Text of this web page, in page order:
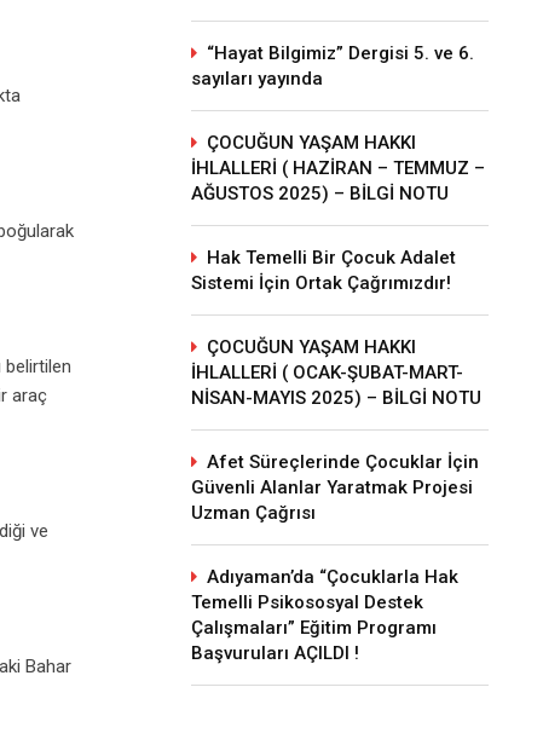
belirtilen
araç
ve
Bahar
“Hayat Bilgimiz” Dergisi 5. ve 6.
sayıları yayında
ÇOCUĞUN YAŞAM HAKKI
İHLALLERİ ( HAZİRAN – TEMMUZ –
AĞUSTOS 2025) – BİLGİ NOTU
Hak Temelli Bir Çocuk Adalet
Sistemi İçin Ortak Çağrımızdır!
ÇOCUĞUN YAŞAM HAKKI
İHLALLERİ ( OCAK-ŞUBAT-MART-
NİSAN-MAYIS 2025) – BİLGİ NOTU
Afet Süreçlerinde Çocuklar İçin
Güvenli Alanlar Yaratmak Projesi
Uzman Çağrısı
Adıyaman’da “Çocuklarla Hak
Temelli Psikososyal Destek
Çalışmaları” Eğitim Programı
Başvuruları AÇILDI !